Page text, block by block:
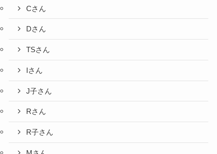
Cさん
Dさん
TSさん
Iさん
J子さん
Rさん
R子さん